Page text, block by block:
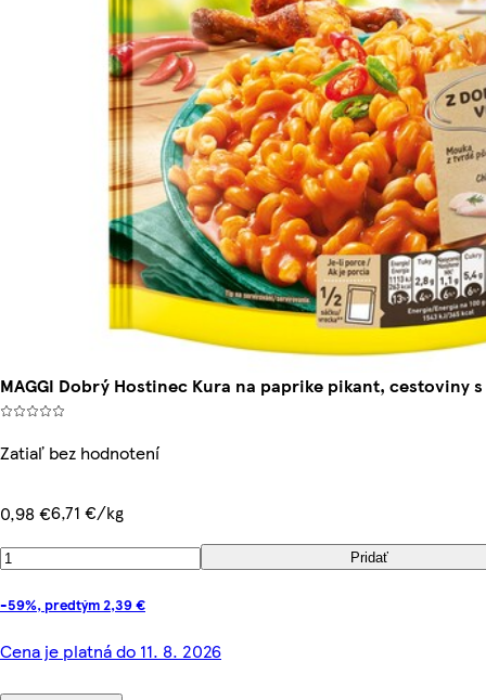
MAGGI Dobrý Hostinec Kura na paprike pikant, cestoviny
Zatiaľ bez hodnotení
0,98 €6,71 €/kg
Pridať
-59%, predtým 2,39 €
Cena je platná do 11. 8. 2026